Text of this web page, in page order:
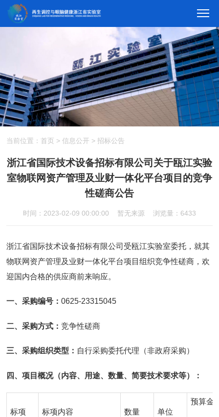
当前位置： 首页 > 信息公开 > 招标公告
浙江省国际技术设备招标有限公司关于瓯江实验
室物联网资产管理及业财一体化平台项目的竞争
性磋商公告
时间：2023-02-09 00:00:00 暂无来源 浏览量：6433
浙江省国际技术设备招标有限公司受瓯江实验室委托，就其
物联网资产管理及业财一体化平台项目组织竞争性磋商，欢
迎国内合格的供应商前来响应。
一、采购编号： 0625-23315045
二、采购方式： 竞争性磋商
三、采购组织类型： 自行采购委托代理（非政府采购）
四、项目概况（内容、用途、数量、简要技术要求等）：
标项 标项内容 数量 单位
预算金